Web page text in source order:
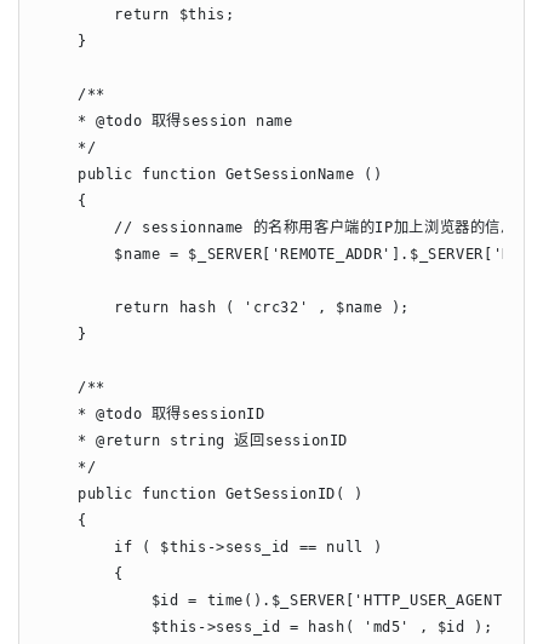
        return $this;
    }
    /**
    * @todo 取得session name
    */
    public function GetSessionName ()
    {
        // sessionname 的名称用客户端的IP加上浏览器的信息
$name =
        return hash ( 'crc32' , $name );
    }
    /**
    * @todo 取得sessionID
    * @return string 返回sessionID
    */
    public function GetSessionID( )
    {
        if ( $this->sess_id == null )
        {
            $id = time().$_SERVER['HTTP_USER_AGENT'];
            $this->sess_id = hash( 'md5' , $id );